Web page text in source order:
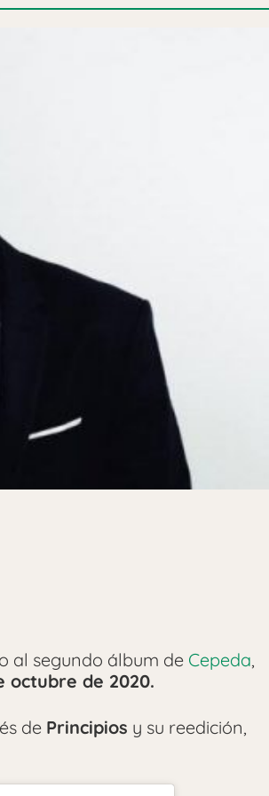
al segundo álbum de Cepeda,
octubre de 2020.
de Principios y su reedición,